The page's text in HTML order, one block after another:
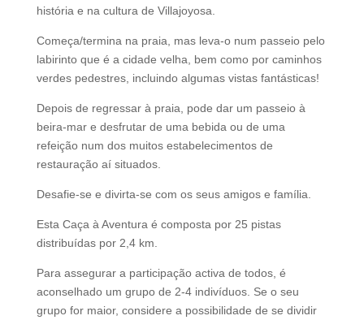
história e na cultura de Villajoyosa.
Começa/termina na praia, mas leva-o num passeio pelo
labirinto que é a cidade velha, bem como por caminhos
verdes pedestres, incluindo algumas vistas fantásticas!
Depois de regressar à praia, pode dar um passeio à
beira-mar e desfrutar de uma bebida ou de uma
refeição num dos muitos estabelecimentos de
restauração aí situados.
Desafie-se e divirta-se com os seus amigos e família.
Esta Caça à Aventura é composta por 25 pistas
distribuídas por 2,4 km.
Para assegurar a participação activa de todos, é
aconselhado um grupo de 2-4 indivíduos. Se o seu
grupo for maior, considere a possibilidade de se dividir